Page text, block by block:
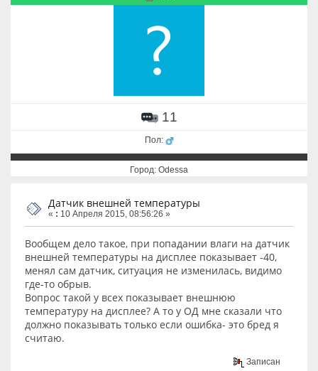
11
Пол:
Город: Odessa
Датчик внешней температуры
« : 10 Апреля 2015, 08:56:26 »
Вообщем дело такое, при попадании влаги на датчик
внешней температуры на дисплее показывает -40,
менял сам датчик, ситуация не изменилась, видимо
где-то обрыв.
Вопрос такой у всех показывает внешнюю
температуру на дисплее? А то у ОД мне сказали что
должно показывать только если ошибка- это бред я
считаю.
Записан